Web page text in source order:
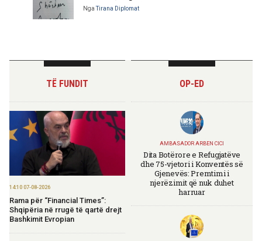
NgaTirana Diplomat
TË FUNDIT
14:10 07-08-2026
Rama për “Financial Times”:
Shqipëria në rrugë të qartë drejt
Bashkimit Evropian
OP-ED
AMBASADOR ARBEN CICI
Dita Botërore e Refugjatëve
dhe 75-vjetori i Konventës së
Gjenevës: Premtimi i
njerëzimit që nuk duhet
harruar